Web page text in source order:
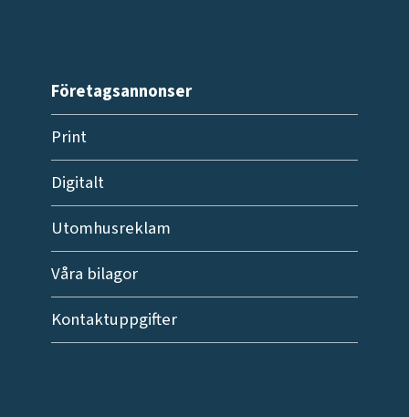
Företagsannonser
Print
Digitalt
Utomhusreklam
Våra bilagor
Kontaktuppgifter